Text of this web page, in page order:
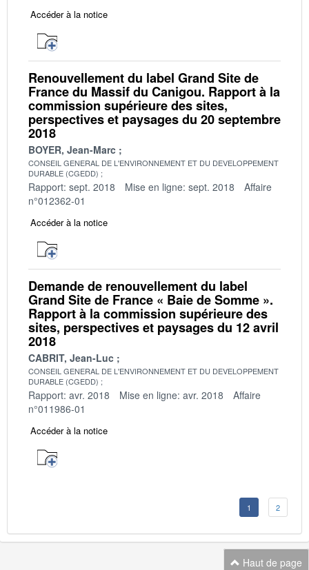
Accéder à la notice
Renouvellement du label Grand Site de
France du Massif du Canigou. Rapport à la
commission supérieure des sites,
perspectives et paysages du 20 septembre
2018
BOYER, Jean-Marc
CONSEIL GENERAL DE L'ENVIRONNEMENT ET DU DEVELOPPEMENT
DURABLE (CGEDD)
Rapport: sept. 2018 Mise en ligne: sept. 2018
Affaire
n°012362-01
Accéder à la notice
Demande de renouvellement du label
Grand Site de France « Baie de Somme ».
Rapport à la commission supérieure des
sites, perspectives et paysages du 12 avril
2018
CABRIT, Jean-Luc
CONSEIL GENERAL DE L'ENVIRONNEMENT ET DU DEVELOPPEMENT
DURABLE (CGEDD)
Rapport: avr. 2018 Mise en ligne: avr. 2018
Affaire
n°011986-01
Accéder à la notice
1 2
Haut de page